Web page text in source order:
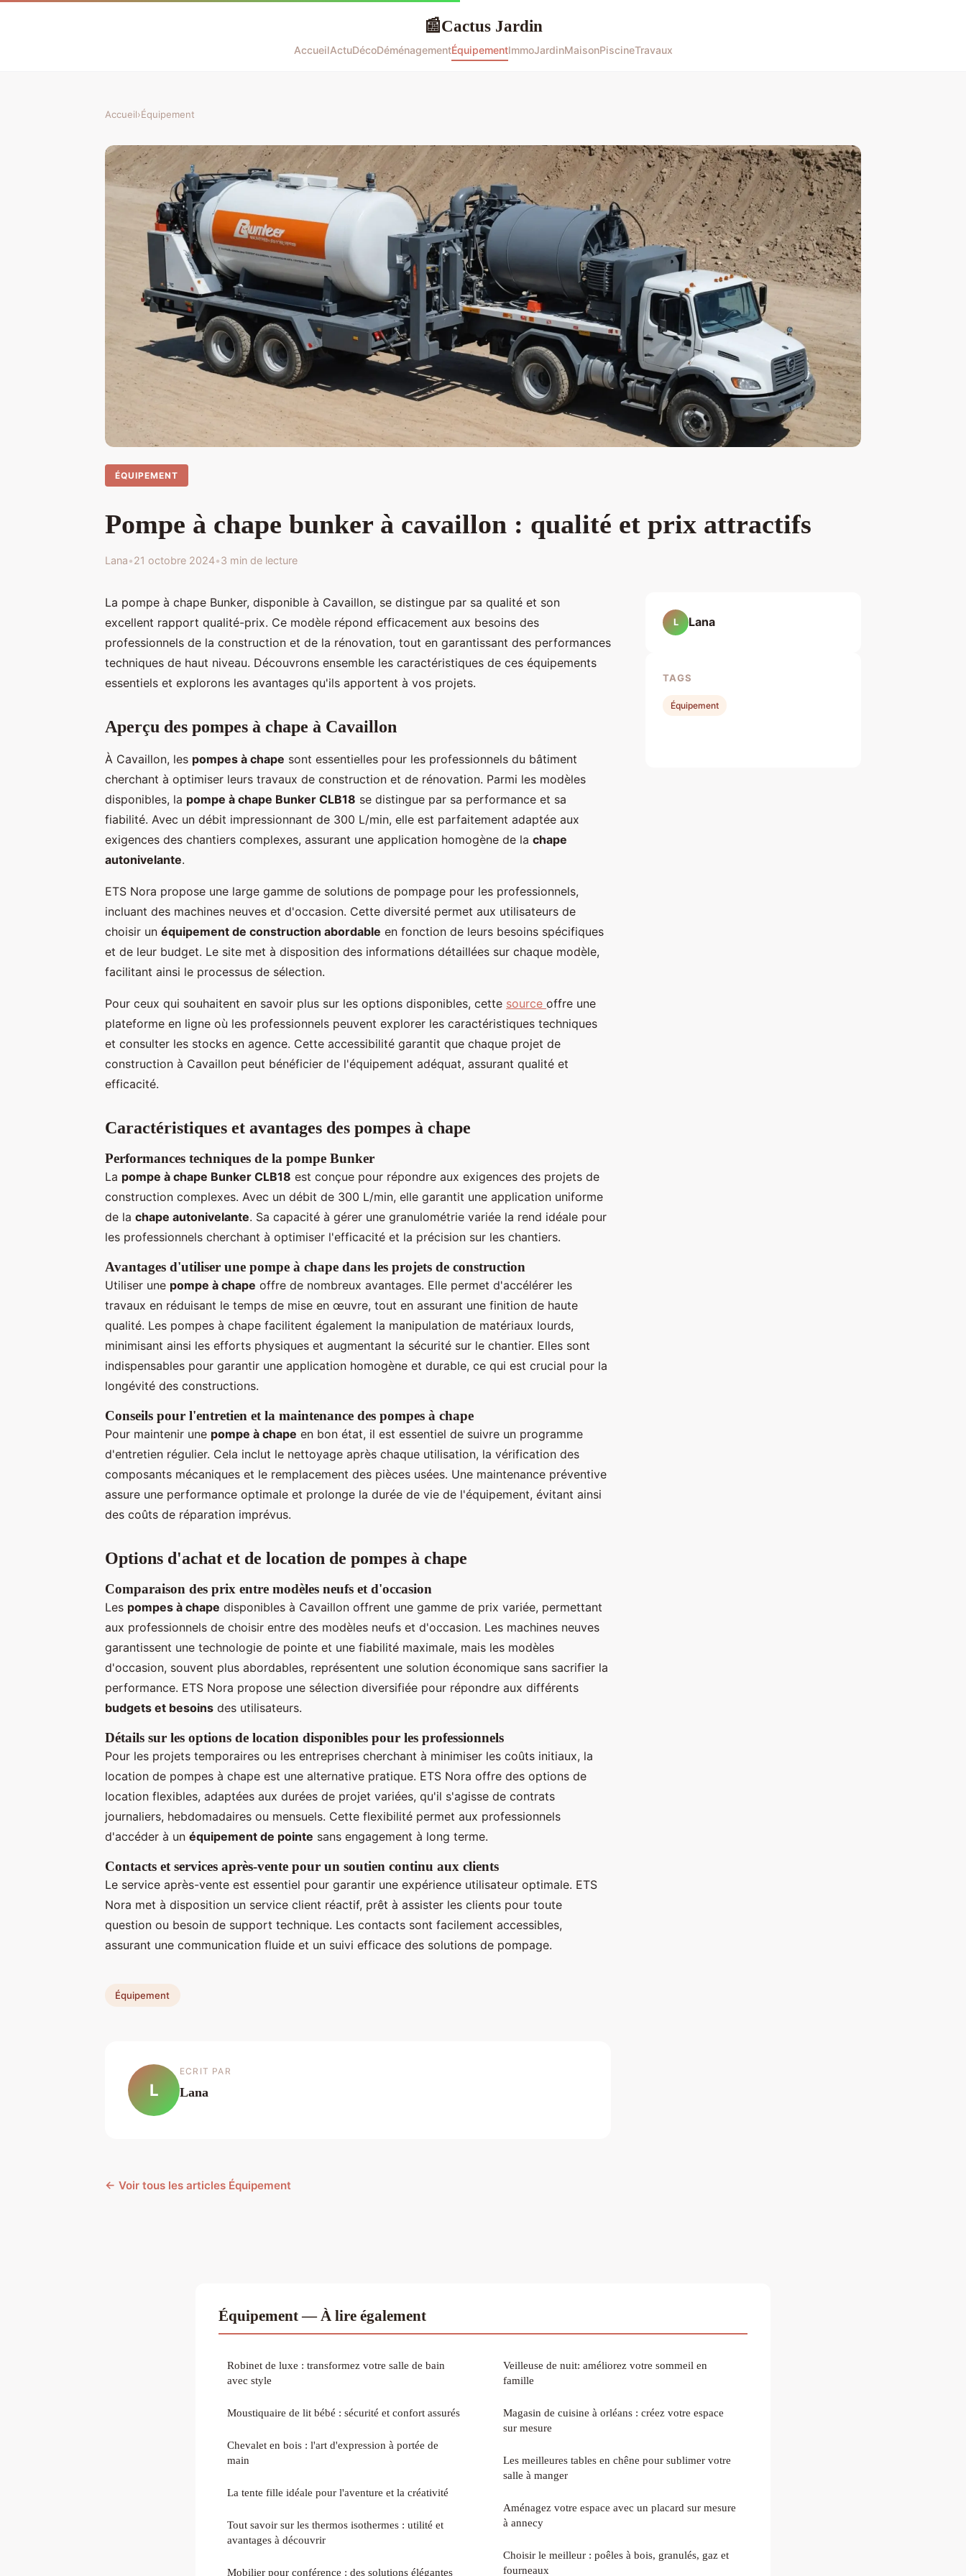
📰Cactus Jardin
AccueilActuDécoDéménagementÉquipementImmoJardinMaisonPiscineTravaux
Accueil›Équipement
ÉQUIPEMENT
Pompe à chape bunker à cavaillon : qualité et prix attractifs
Lana•21 octobre 2024•3 min de lecture
La pompe à chape Bunker, disponible à Cavaillon, se distingue par sa qualité et son
excellent rapport qualité-prix. Ce modèle répond efficacement aux besoins des
professionnels de la construction et de la rénovation, tout en garantissant des performances
techniques de haut niveau. Découvrons ensemble les caractéristiques de ces équipements
essentiels et explorons les avantages qu'ils apportent à vos projets.
Aperçu des pompes à chape à Cavaillon
À Cavaillon, les pompes à chape sont essentielles pour les professionnels du bâtiment
cherchant à optimiser leurs travaux de construction et de rénovation. Parmi les modèles
disponibles, la pompe à chape Bunker CLB18 se distingue par sa performance et sa
fiabilité. Avec un débit impressionnant de 300 L/min, elle est parfaitement adaptée aux
exigences des chantiers complexes, assurant une application homogène de la chape
autonivelante.
ETS Nora propose une large gamme de solutions de pompage pour les professionnels,
incluant des machines neuves et d'occasion. Cette diversité permet aux utilisateurs de
choisir un équipement de construction abordable en fonction de leurs besoins spécifiques
et de leur budget. Le site met à disposition des informations détaillées sur chaque modèle,
facilitant ainsi le processus de sélection.
Pour ceux qui souhaitent en savoir plus sur les options disponibles, cette source offre une
plateforme en ligne où les professionnels peuvent explorer les caractéristiques techniques
et consulter les stocks en agence. Cette accessibilité garantit que chaque projet de
construction à Cavaillon peut bénéficier de l'équipement adéquat, assurant qualité et
efficacité.
Caractéristiques et avantages des pompes à chape
Performances techniques de la pompe Bunker
La pompe à chape Bunker CLB18 est conçue pour répondre aux exigences des projets de
construction complexes. Avec un débit de 300 L/min, elle garantit une application uniforme
de la chape autonivelante. Sa capacité à gérer une granulométrie variée la rend idéale pour
les professionnels cherchant à optimiser l'efficacité et la précision sur les chantiers.
Avantages d'utiliser une pompe à chape dans les projets de construction
Utiliser une pompe à chape offre de nombreux avantages. Elle permet d'accélérer les
travaux en réduisant le temps de mise en œuvre, tout en assurant une finition de haute
qualité. Les pompes à chape facilitent également la manipulation de matériaux lourds,
minimisant ainsi les efforts physiques et augmentant la sécurité sur le chantier. Elles sont
indispensables pour garantir une application homogène et durable, ce qui est crucial pour la
longévité des constructions.
Conseils pour l'entretien et la maintenance des pompes à chape
Pour maintenir une pompe à chape en bon état, il est essentiel de suivre un programme
d'entretien régulier. Cela inclut le nettoyage après chaque utilisation, la vérification des
composants mécaniques et le remplacement des pièces usées. Une maintenance préventive
assure une performance optimale et prolonge la durée de vie de l'équipement, évitant ainsi
des coûts de réparation imprévus.
Options d'achat et de location de pompes à chape
Comparaison des prix entre modèles neufs et d'occasion
Les pompes à chape disponibles à Cavaillon offrent une gamme de prix variée, permettant
aux professionnels de choisir entre des modèles neufs et d'occasion. Les machines neuves
garantissent une technologie de pointe et une fiabilité maximale, mais les modèles
d'occasion, souvent plus abordables, représentent une solution économique sans sacrifier la
performance. ETS Nora propose une sélection diversifiée pour répondre aux différents
budgets et besoins des utilisateurs.
Détails sur les options de location disponibles pour les professionnels
Pour les projets temporaires ou les entreprises cherchant à minimiser les coûts initiaux, la
location de pompes à chape est une alternative pratique. ETS Nora offre des options de
location flexibles, adaptées aux durées de projet variées, qu'il s'agisse de contrats
journaliers, hebdomadaires ou mensuels. Cette flexibilité permet aux professionnels
d'accéder à un équipement de pointe sans engagement à long terme.
Contacts et services après-vente pour un soutien continu aux clients
Le service après-vente est essentiel pour garantir une expérience utilisateur optimale. ETS
Nora met à disposition un service client réactif, prêt à assister les clients pour toute
question ou besoin de support technique. Les contacts sont facilement accessibles,
assurant une communication fluide et un suivi efficace des solutions de pompage.
Équipement
L
ECRIT PAR
Lana
← Voir tous les articles Équipement
L Lana
TAGS
Équipement
Équipement — À lire également
Robinet de luxe : transformez votre salle de bain
avec style
Moustiquaire de lit bébé : sécurité et confort assurés
Chevalet en bois : l'art d'expression à portée de
main
La tente fille idéale pour l'aventure et la créativité
Tout savoir sur les thermos isothermes : utilité et
avantages à découvrir
Mobilier pour conférence : des solutions élégantes
Veilleuse de nuit: améliorez votre sommeil en
famille
Magasin de cuisine à orléans : créez votre espace
sur mesure
Les meilleures tables en chêne pour sublimer votre
salle à manger
Aménagez votre espace avec un placard sur mesure
à annecy
Choisir le meilleur : poêles à bois, granulés, gaz et
fourneaux